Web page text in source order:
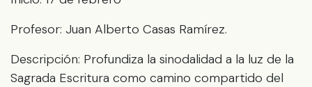
Profesor: Juan Alberto Casas Ramírez.
Descripción: Profundiza la sinodalidad a la luz de la
Sagrada Escritura como camino compartido del